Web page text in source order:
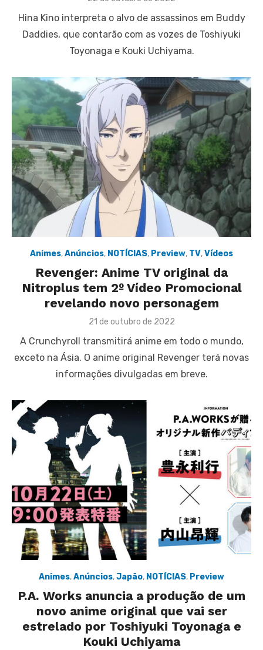
Hina Kino interpreta o alvo de assassinos em Buddy
Daddies, que contarão com as vozes de Toshiyuki
Toyonaga e Kouki Uchiyama.
Animes,Anúncios, NOTÍCIAS, Preview, TV,Vídeos
Revenger: Anime TV original da
Nitroplus tem 2º Vídeo Promocional
revelando novo personagem
Posted
21 de outubro de 2022
A Crunchyroll transmitirá anime em todo o mundo,
exceto na Ásia. O anime original Revenger terá novas
informações divulgadas em breve.
Animes,Anúncios,Japão, NOTÍCIAS, Preview
P.A. Works anuncia a produção de um
novo anime original que vai ser
estrelado por Toshiyuki Toyonaga e
Kouki Uchiyama